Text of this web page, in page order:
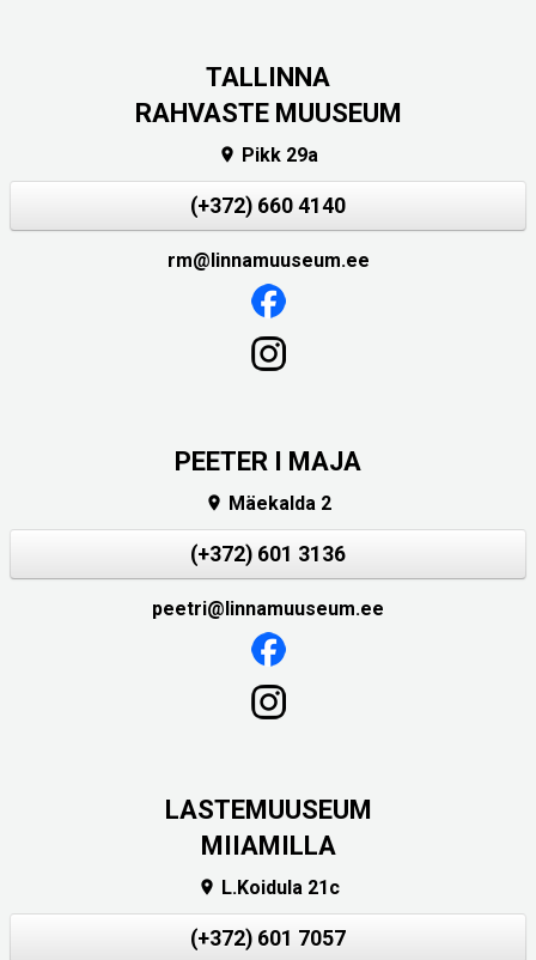
TALLINNA
RAHVASTE MUUSEUM
 Pikk 29a
(+372) 660 4140
rm@linnamuuseum.ee
PEETER I MAJA
 Mäekalda 2
(+372) 601 3136
peetri@linnamuuseum.ee
LASTEMUUSEUM
MIIAMILLA
 L.Koidula 21c
(+372) 601 7057